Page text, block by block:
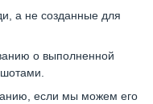
а не созданные для
о выполненной
если мы можем его